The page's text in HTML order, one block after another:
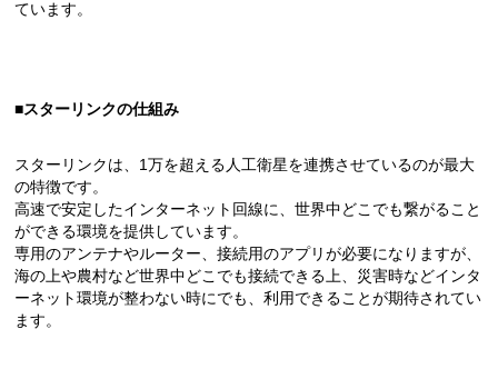
ています。
■スターリンクの仕組み
スターリンクは、1万を超える人工衛星を連携させているのが最大
の特徴です。
高速で安定したインターネット回線に、世界中どこでも繋がること
ができる環境を提供しています。
専用のアンテナやルーター、接続用のアプリが必要になりますが、
海の上や農村など世界中どこでも接続できる上、災害時などインタ
ーネット環境が整わない時にでも、利用できることが期待されてい
ます。